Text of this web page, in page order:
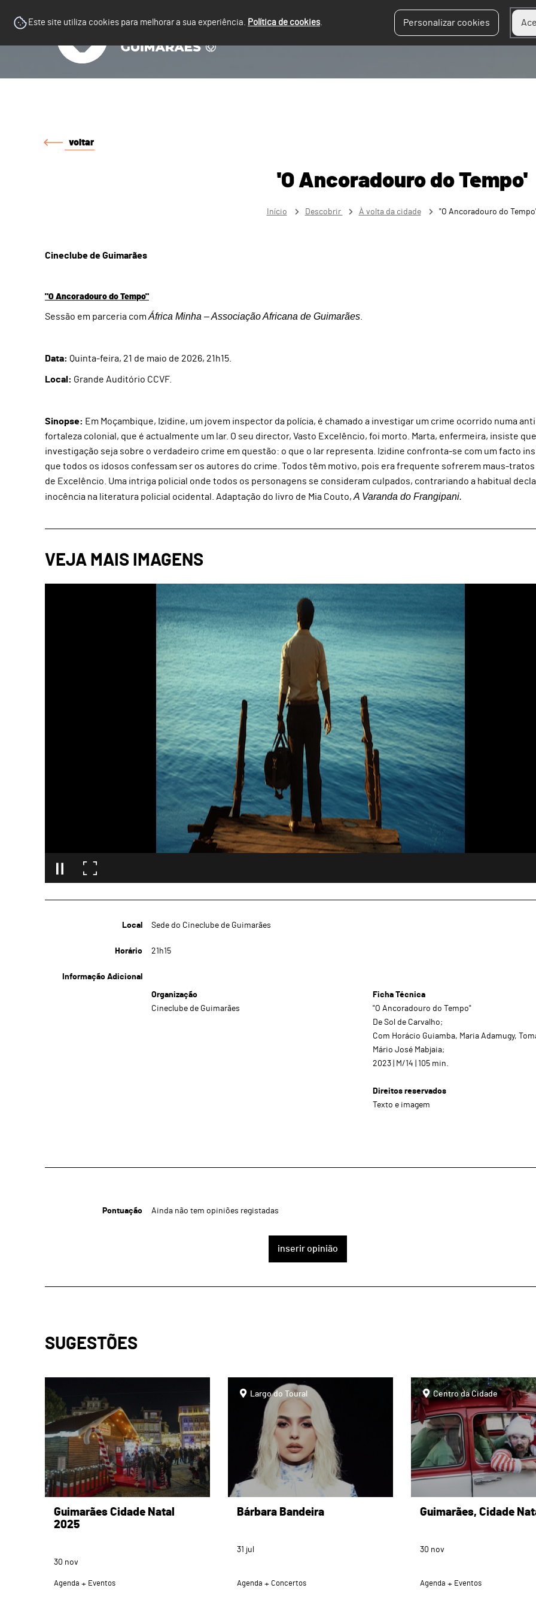
Este site utiliza cookies para melhorar a sua experiência. Política de cookies. Personalizar cookies
voltar
'O Ancoradouro do Tempo'
Início Descobrir À volta da cidade "O Ancoradouro do
Cineclube de Guimarães
"O Ancoradouro do Tempo"
Sessão em parceria com África Minha – Associação Africana de Guimarães
Data: Quinta-feira, 21 de maio de 2026, 21h15.
Local: Grande Auditório CCVF.
Sinopse: Em Moçambique, Izidine, um jovem inspector da polícia, é chamado a investigar um crime ocorrido numa
fortaleza colonial, que é actualmente um lar. O seu director, Vasto Excelêncio, foi morto. Marta, enfermeira, insiste
investigação seja sobre o verdadeiro crime em questão: o que o lar representa. Izidine confronta-se com um facto
que todos os idosos confessam ser os autores do crime. Todos têm motivo, pois era frequente sofrerem maus-
de Excelêncio. Uma intriga policial onde todos os personagens se consideram culpados, contrariando a habitual
inocência na literatura policial ocidental. Adaptação do livro de Mia Couto, A Varanda do Frangipani.
Local Sede do Cineclube de Guimarães
Horário 21h15
Informação Adicional
Organização
Cineclube de Guimarães
Ficha Técnica
"O Ancoradouro do Tempo"
De Sol de Carvalho;
Com Horácio Guiamba, Maria Adamugy,
Mário José Mabjaia;
2023 | M/14 | 105 min.
Direitos reservados
Texto e imagem
Pontuação Ainda não tem opiniões registadas
inserir opinião
SUGESTÕES
page
Guimarães Cidade Natal
2025
30 nov
Agenda Eventos
pageLargo do Toural
Bárbara Bandeira
31 jul
Agenda Concertos
pageCentro da Cidade
Guimarães, Cidade
30 nov
Agenda Eventos